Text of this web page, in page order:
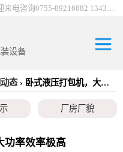
2026活动进行中···砥砺前行 不服所托 欢迎来电咨询0755-89216882 13430912198
设备
态› 卧式液压打包机，大功率效率极高
厂房厂貌
功率效率极高